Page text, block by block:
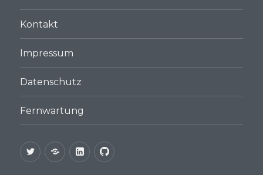
Kontakt
Impressum
Datenschutz
Fernwartung
TwitterXINGLinkedInGitHub